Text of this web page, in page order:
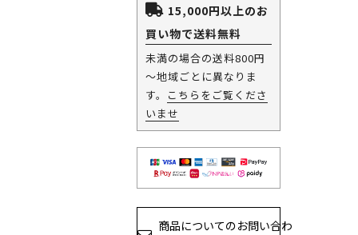
15,000円以上のお
買い物で送料無料
未満の場合の送料800円
～地域ごとに異なりま
す。
こちらをご覧くださ
いませ
商品についてのお問い合わ